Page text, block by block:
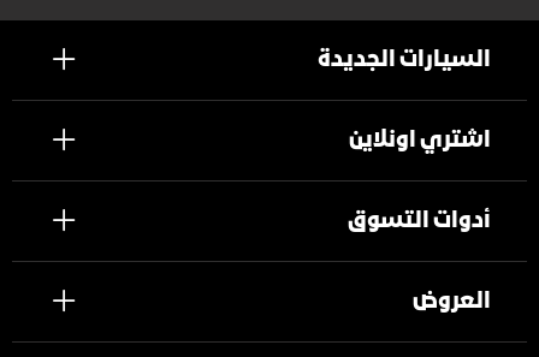
السيارات الجديدة
اشتري اونلاين
أدوات التسوق
العروض